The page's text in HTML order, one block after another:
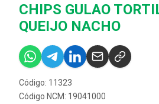
CHIPS GULAO
QUEIJO NACHO
Código: 11323
Código NCM: 19041000